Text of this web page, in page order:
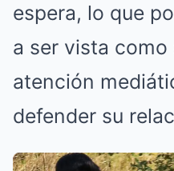
espera, lo que
a ser vista como
atención
defender su